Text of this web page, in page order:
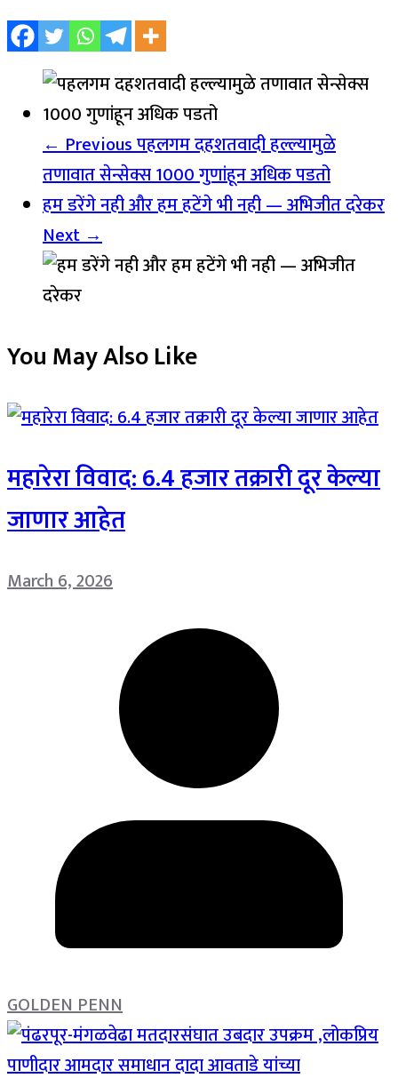
← Previousपहलगम दहशतवादी हल्ल्यामुळे
तणावात सेन्सेक्स 1000 गुणांहून अधिक पडतो
हम डरेंगे नही और हम हटेंगे भी नही — अभिजीत दरेकर
Next →
You May Also Like
महारेरा विवाद: 6.4 हजार तक्रारी दूर केल्या
जाणार आहेत
March 6, 2026
GOLDEN PENN